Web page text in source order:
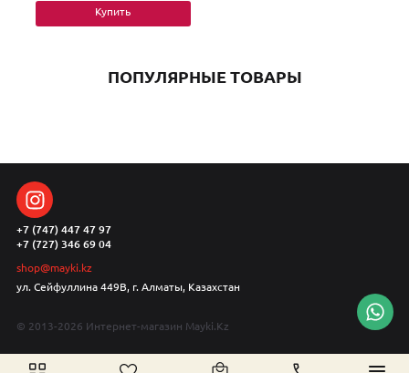
Купить
ПОПУЛЯРНЫЕ ТОВАРЫ
+7 (747) 447 47 97
+7 (727) 346 69 04
shop@mayki.kz
ул. Сейфуллина 449В, г. Алматы, Казахстан
© 2013-2026 Интернет-магазин Mayki.Kz